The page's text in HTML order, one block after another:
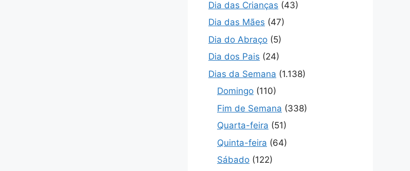
Dia das Crianças (43)
Dia das Mães (47)
Dia do Abraço (5)
Dia dos Pais (24)
Dias da Semana (1.138)
Domingo (110)
Fim de Semana (338)
Quarta-feira (51)
Quinta-feira (64)
Sábado (122)